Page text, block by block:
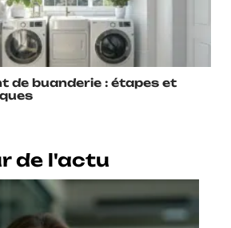
de buanderie : étapes et
de l'actu